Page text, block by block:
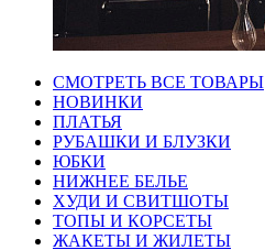
СМОТРЕТЬ ВСЕ ТОВАРЫ
НОВИНКИ
ПЛАТЬЯ
РУБАШКИ И БЛУЗКИ
ЮБКИ
НИЖНЕЕ БЕЛЬЕ
ХУДИ И СВИТШОТЫ
ТОПЫ И КОРСЕТЫ
ЖАКЕТЫ И ЖИЛЕТЫ